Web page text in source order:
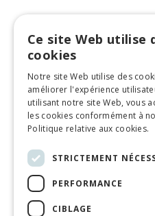
Ce site Web utilise
cookies
Notre site Web utilise des
améliorer l'expérience
utilisant notre site Web, vous
les cookies conformément à
Politique relative aux cookies.
STRICTEMENT
PERFORMANCE
CIBLAGE